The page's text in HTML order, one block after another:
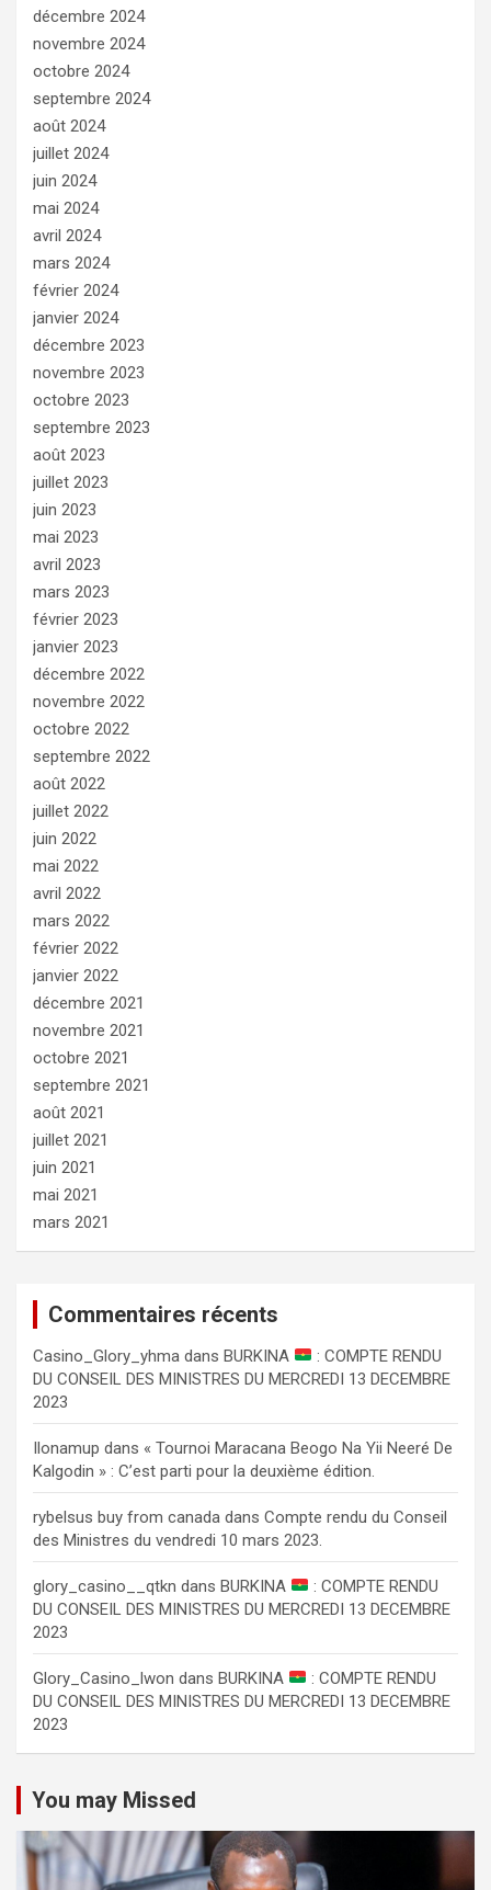
décembre 2024
novembre 2024
octobre 2024
septembre 2024
août 2024
juillet 2024
juin 2024
mai 2024
avril 2024
mars 2024
février 2024
janvier 2024
décembre 2023
novembre 2023
octobre 2023
septembre 2023
août 2023
juillet 2023
juin 2023
mai 2023
avril 2023
mars 2023
février 2023
janvier 2023
décembre 2022
novembre 2022
octobre 2022
septembre 2022
août 2022
juillet 2022
juin 2022
mai 2022
avril 2022
mars 2022
février 2022
janvier 2022
décembre 2021
novembre 2021
octobre 2021
septembre 2021
août 2021
juillet 2021
juin 2021
mai 2021
mars 2021
Commentaires récents
Сasino_Glory_yhma dans BURKINA
: COMPTE RENDU
DU CONSEIL DES MINISTRES DU MERCREDI 13 DECEMBRE
2023
Ilonamup dans « Tournoi Maracana Beogo Na Yii Neeré De
Kalgodin » : C’est parti pour la deuxième édition.
rybelsus buy from canada dans Compte rendu du Conseil
des Ministres du vendredi 10 mars 2023.
glory_casino__qtkn dans BURKINA
: COMPTE RENDU
DU CONSEIL DES MINISTRES DU MERCREDI 13 DECEMBRE
2023
Glory_Casino_lwon dans BURKINA
: COMPTE RENDU
DU CONSEIL DES MINISTRES DU MERCREDI 13 DECEMBRE
2023
You may Missed